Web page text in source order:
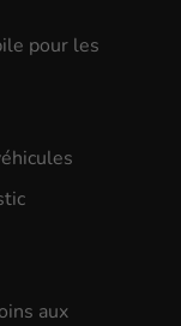
pour les
aux